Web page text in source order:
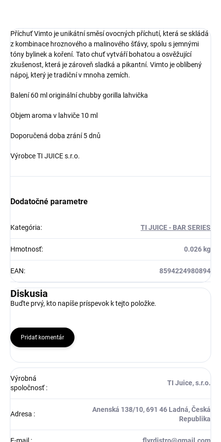
Příchuť Vimto je unikátní směsí ovocných příchutí, která se skládá
z kombinace hroznového a malinového šťávy, spolu s jemnými
tóny bylinek a koření. Tato chuť vytváří bohatou a osvěžující
zkušenost, která je zároveň sladká a pikantní. Vimto je oblíbený
nápoj, který je tradiční v mnoha zemích.
Balení 60 ml originální chubby gorilla lahvička
Objem aroma v lahviče 10 ml
Doporučená doba zrání 5 dnů
Výrobce TI JUICE s.r.o.
Dodatočné parametre
Kategória: TI JUICE - BAR SERIES
Hmotnosť: 0.026 kg
EAN: 8594224980894
Diskusia
Buďte prvý, kto napíše príspevok k tejto položke.
Pridať komentár
Výrobná
spoločnosť:
TI Juice, s.r.o.
Adresa :
Anenská 138/10, 691 46 Ladná, Česká
Republika